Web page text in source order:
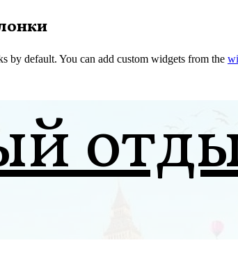
by default. You can add custom widgets from the